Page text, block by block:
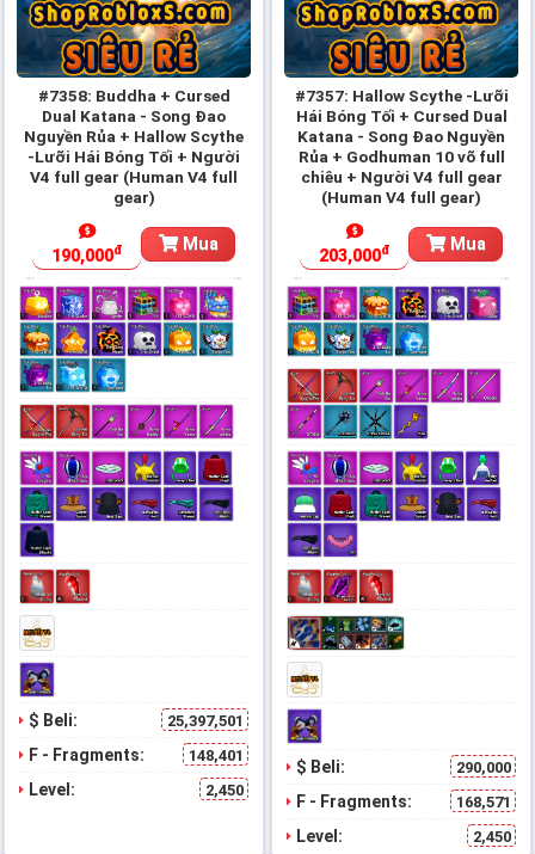
#7358: Buddha + Cursed
Dual Katana - Song Đao
Nguyền Rủa + Hallow Scythe
-Lưỡi Hái Bóng Tối + Người
V4 full gear (Human V4 full
gear)
190,000đ Mua
$ Beli: 25,397,501
F - Fragments: 148,401
Level: 2,450
#7357: Hallow Scythe -Lưỡi
Hái Bóng Tối + Cursed Dual
Katana - Song Đao Nguyền
Rủa + Godhuman 10 võ full
chiêu + Người V4 full gear
(Human V4 full gear)
203,000đ Mua
$ Beli: 290,000
F - Fragments: 168,571
Level: 2,450